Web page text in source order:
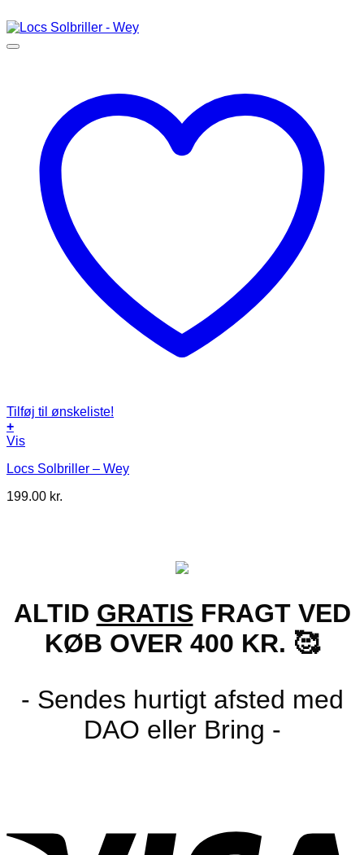
Tilføj til ønskeliste!
+
Vis
Locs Solbriller – Wey
199.00 kr.
ALTID GRATIS FRAGT VED
KØB OVER 400 KR. 🥰
- Sendes hurtigt afsted med
DAO eller Bring -